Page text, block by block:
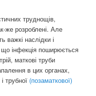
труднощів,
же розроблені. Але
важкі наслідки і
інфекція поширюється
маткові труби
в цих органах,
трубної (позаматкової)